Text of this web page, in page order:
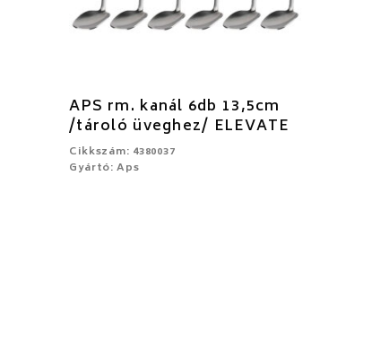
APS rm. kanál 6db 13,5cm
/tároló üveghez/ ELEVATE
Cikkszám: 4380037
Gyártó: Aps